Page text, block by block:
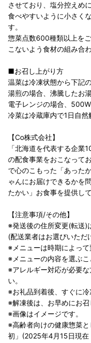
させており、塩分控えめ
食べやすいように小さく
す。
惣菜点数600種類以上を
こないよう食材の組み合
■お召し上がり方
温菜は冷凍状態から下記
湯煎の場合、沸騰したお
電子レンジの場合、
冷菜は冷蔵庫内で1日自然
【Co株式会社】
「北海道を代表する企業
の配食事業をおこなって
で心のこもった「あった
ゃんにお届けできるかを
たかい」お食事を提供し
【注意事項/その他】
※発送後の住所変更(転送)
(配送業者はお選びいただ
※メニューは時期によって
※メニューの内容を選ぶこ
※アレルギー対応が必要
い。
※お礼品到着後、すぐに冷
※解凍後は、お早めにお召
※画像はイメージです。
※高齢者向けの健康惣菜
初」(2025年4月15日現在